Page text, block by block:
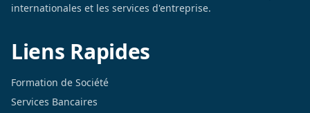
internationales et les services d'entreprise.
Liens Rapides
Formation de Société
Services Bancaires